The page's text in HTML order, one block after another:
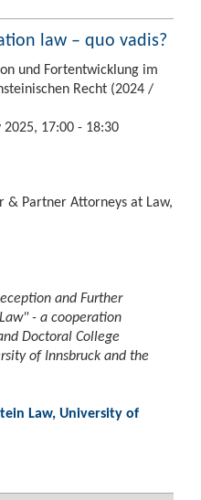
law – quo vadis?
und Fortentwicklung im
Recht (2024 /
2025, 17:00 - 18:30
& Partner Attorneys at Law,
and Further
- a cooperation
Doctoral College
of Innsbruck and the
Law, University of